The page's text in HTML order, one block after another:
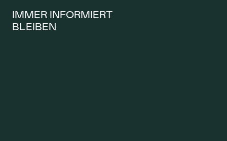
medizinischen Bereich – strengen
gesetzlichen und qualitativen Vorgaben.
IMMER INFORMIERT
BLEIBEN